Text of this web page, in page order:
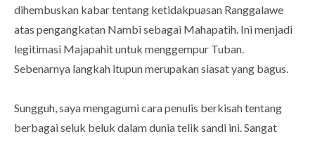
dihembuskan kabar tentang ketidakpuasan Ranggalawe
atas pengangkatan Nambi sebagai Mahapatih. Ini menjadi
legitimasi Majapahit untuk menggempur Tuban.
Sebenarnya langkah itupun merupakan siasat yang bagus.
Sungguh, saya mengagumi cara penulis berkisah tentang
berbagai seluk beluk dalam dunia telik sandi ini. Sangat